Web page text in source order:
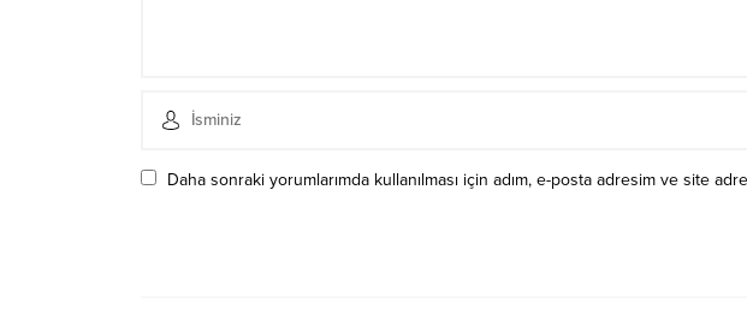
Daha sonraki yorumlarımda kullanılması için adım, e-posta adresim ve site